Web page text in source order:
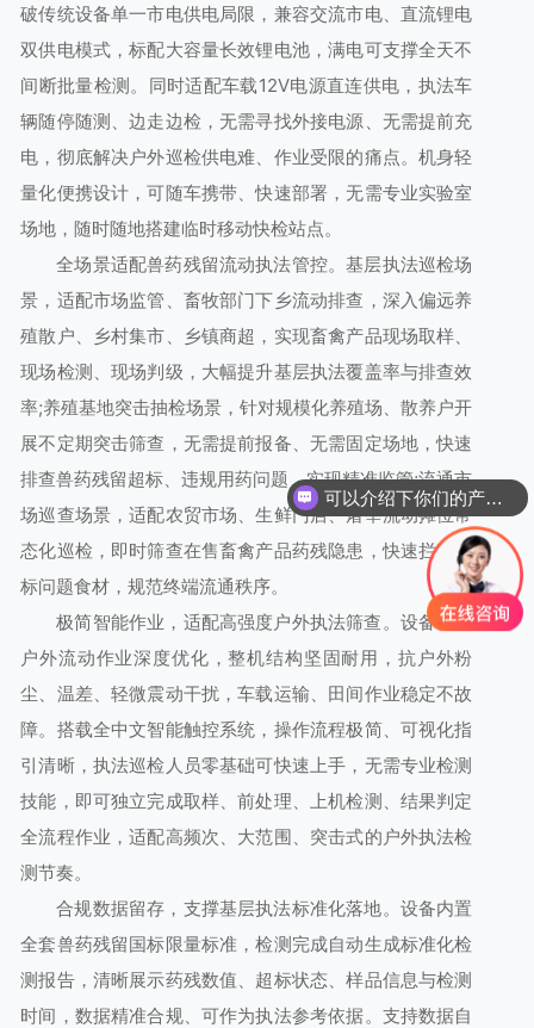
破传统设备单一市电供电局限，兼容交流市电、直流锂电
双供电模式，标配大容量长效锂电池，满电可支撑全天不
间断批量检测。同时适配车载12V电源直连供电，执法车
辆随停随测、边走边检，无需寻找外接电源、无需提前充
电，彻底解决户外巡检供电难、作业受限的痛点。机身轻
量化便携设计，可随车携带、快速部署，无需专业实验室
场地，随时随地搭建临时移动快检站点。
全场景适配兽药残留流动执法管控。基层执法巡检场
景，适配市场监管、畜牧部门下乡流动排查，深入偏远养
殖散户、乡村集市、乡镇商超，实现畜禽产品现场取样、
现场检测、现场判级，大幅提升基层执法覆盖率与排查效
率;养殖基地突击抽检场景，针对规模化养殖场、散养户开
展不定期突击筛查，无需提前报备、无需固定场地，快速
排查兽药残留超标、违规用药问题，实现精准监管;流通市
场巡查场景，适配农贸市场、生鲜门店、屠宰流动摊位常
态化巡检，即时筛查在售畜禽产品药残隐患，快速拦截超
标问题食材，规范终端流通秩序。
极简智能作业，适配高强度户外执法筛查。设备针对
户外流动作业深度优化，整机结构坚固耐用，抗户外粉
尘、温差、轻微震动干扰，车载运输、田间作业稳定不故
障。搭载全中文智能触控系统，操作流程极简、可视化指
引清晰，执法巡检人员零基础可快速上手，无需专业检测
技能，即可独立完成取样、前处理、上机检测、结果判定
全流程作业，适配高频次、大范围、突击式的户外执法检
测节奏。
合规数据留存，支撑基层执法标准化落地。设备内置
全套兽药残留国标限量标准，检测完成自动生成标准化检
测报告，清晰展示药残数值、超标状态、样品信息与检测
时间，数据精准合规、可作为执法参考依据。支持数据自
可以介绍下你们的产品么